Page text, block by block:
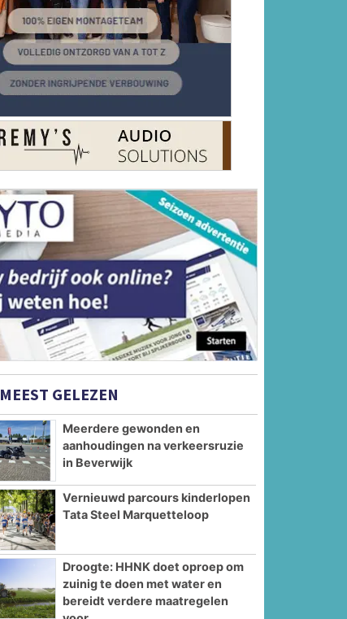
MEEST GELEZEN
Meerdere gewonden en
aanhoudingen na verkeersruzie
in Beverwijk
Vernieuwd parcours kinderlopen
Tata Steel Marquetteloop
Droogte: HHNK doet oproep om
zuinig te doen met water en
bereidt verdere maatregelen